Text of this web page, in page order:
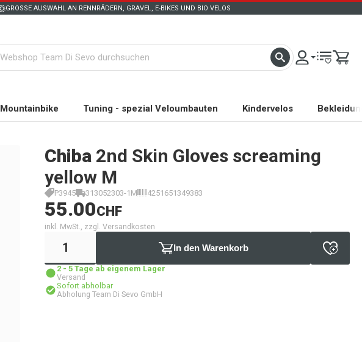
GROSSE AUSWAHL AN RENNRÄDERN, GRAVEL, E-BIKES UND BIO VELOS
Mountainbike Tuning - spezial Veloumbauten Kindervelos
Chiba 2nd Skin Gloves screaming
yellow M
P3945 313052303-1M 4251651349383
55.00CHF
inkl. MwSt., zzgl. Versandkosten
In den Warenkorb
2 - 5 Tage ab eigenem Lager
Versand
Sofort abholbar
Abholung Team Di Sevo GmbH